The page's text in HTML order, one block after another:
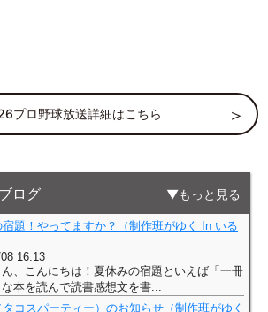
プロ野球放送詳細はこちら
ログ もっと見る